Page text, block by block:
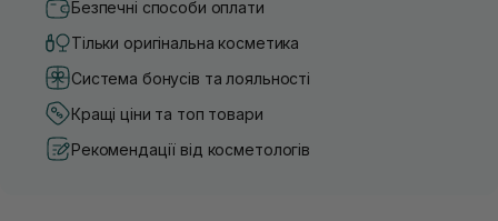
Безпечні способи оплати
Тільки оригінальна косметика
Система бонусів та лояльності
Кращі ціни та топ товари
Рекомендації від косметологів